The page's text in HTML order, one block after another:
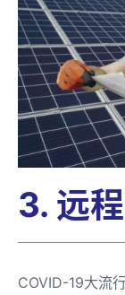
3. 远
COVID-19大流